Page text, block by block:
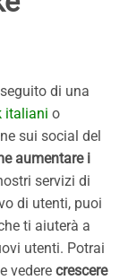
di una
italiani o
sui social del
aumentare i
servizi di
di utenti, puoi
ti aiuterà a
utenti. Potrai
vedere crescere